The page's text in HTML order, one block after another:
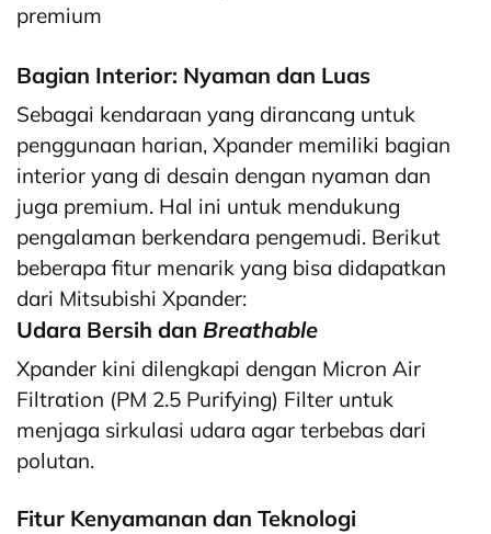
premium
Bagian Interior: Nyaman dan Luas
Sebagai kendaraan yang dirancang untuk
penggunaan harian, Xpander memiliki bagian
interior yang di desain dengan nyaman dan
juga premium. Hal ini untuk mendukung
pengalaman berkendara pengemudi. Berikut
beberapa fitur menarik yang bisa didapatkan
dari Mitsubishi Xpander:
Udara Bersih dan Breathable
Xpander kini dilengkapi dengan Micron Air
Filtration (PM 2.5 Purifying) Filter untuk
menjaga sirkulasi udara agar terbebas dari
polutan.
Fitur Kenyamanan dan Teknologi